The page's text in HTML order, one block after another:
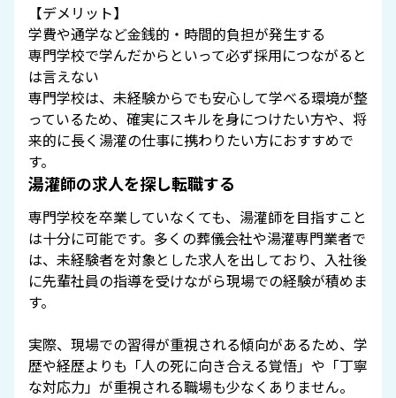
【デメリット】
学費や通学など金銭的・時間的負担が発生する
専門学校で学んだからといって必ず採用につながると
は言えない
専門学校は、未経験からでも安心して学べる環境が整
っているため、確実にスキルを身につけたい方や、将
来的に長く湯灌の仕事に携わりたい方におすすめで
す。
湯灌師の求人を探し転職する
専門学校を卒業していなくても、湯灌師を目指すこと
は十分に可能です。多くの葬儀会社や湯灌専門業者で
は、未経験者を対象とした求人を出しており、入社後
に先輩社員の指導を受けながら現場での経験が積めま
す。
実際、現場での習得が重視される傾向があるため、学
歴や経歴よりも「人の死に向き合える覚悟」や「丁寧
な対応力」が重視される職場も少なくありません。